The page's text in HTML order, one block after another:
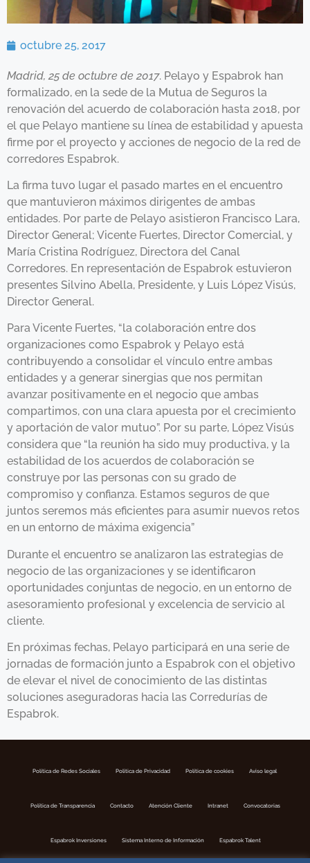
octubre 25, 2017
Madrid, 25 de octubre de 2017. Pelayo y Espabrok han
formalizado, en la sede de la Mutua de Seguros la
renovación del acuerdo de colaboración hasta 2018, por
el que Pelayo mantiene su línea de estabilidad y apuesta
firme por el proyecto y acciones de negocio de la red de
corredores Espabrok.
La firma tuvo lugar el pasado martes en el encuentro
que mantuvieron máximos dirigentes de ambas
entidades. Por parte de Pelayo asistieron Francisco Lara,
Director General; Vicente Fuertes, Director Comercial, y
María Cristina Rodríguez, Directora del Canal
Corredores. En representación de Espabrok estuvieron
presentes Silvino Abella, Presidente, y Luis López Visús,
Director General.
Para Vicente Fuertes, “la colaboración entre dos
organizaciones como Espabrok y Pelayo está
contribuyendo a consolidar el vínculo entre ambas
entidades y a generar sinergias que nos permitan
avanzar positivamente en el negocio que ambas
compartimos, con una clara apuesta por el crecimiento
y aportación de valor mutuo”. Por su parte, López Visús
considera que “la reunión ha sido muy productiva, y la
estabilidad de los acuerdos de colaboración se
construye por las personas con su grado de
compromiso y confianza. Estamos seguros de que
juntos seremos más eficientes para asumir nuevos retos
en un entorno de máxima exigencia”
Durante el encuentro se analizaron las estrategias de
negocio de las organizaciones y se identificaron
oportunidades conjuntas de negocio, en un entorno de
asesoramiento profesional y excelencia de servicio al
cliente.
En próximas fechas, Pelayo participará en una serie de
jornadas de formación junto a Espabrok con el objetivo
de elevar el nivel de conocimiento de las distintas
soluciones aseguradoras hacia las Corredurías de
Espabrok.
Política de Redes Sociales Politica de Privacidad Política de cookies Aviso legal
Política de Transparencia Contacto Atención Cliente Intranet Convocatorias
Espabrok Inversiones Sistema Interno de Información Espabrok Talent